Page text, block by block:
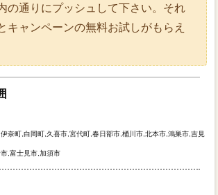
の通りにプッシュして下さい。それ
キャンペーンの無料お試しがもらえ
奈町,白岡町,久喜市,宮代町,春日部市,桶川市,北本市,鴻巣市,吉見
,富士見市,加須市